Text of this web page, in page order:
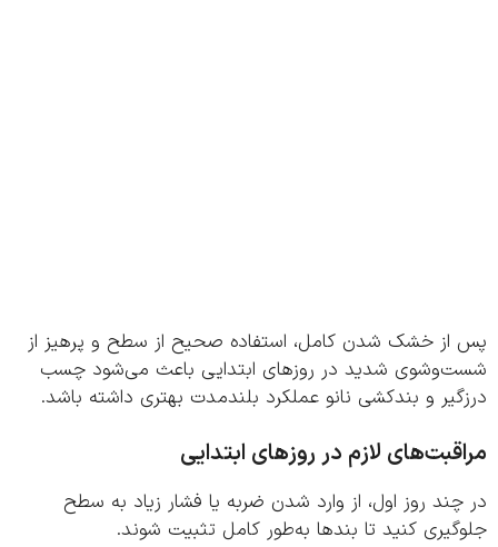
خشک شدن کامل، استفاده صحیح از سطح و پرهیز از
شدید در روزهای ابتدایی باعث می‌شود چسب
و بندکشی نانو عملکرد بلندمدت بهتری داشته باشد.
لازم در روزهای ابتدایی
روز اول، از وارد شدن ضربه یا فشار زیاد به سطح
کنید تا بندها به‌طور کامل تثبیت شوند.